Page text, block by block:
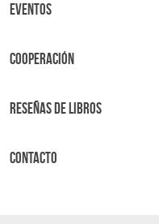
Eventos
Cooperación
Reseñas de libros
Contacto